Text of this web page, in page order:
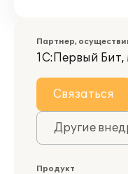
Партнер,
1С:Первый Бит,
Связаться
Другие
Продукт